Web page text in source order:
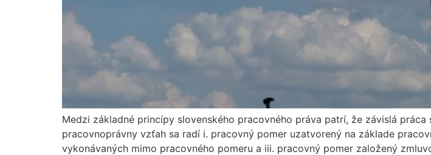
Medzi základné princípy slovenského pracovného práva patrí, že závislá
pracovnoprávny vzťah sa radí i. pracovný pomer uzatvorený na základe
vykonávaných mimo pracovného pomeru a iii. pracovný pomer založený